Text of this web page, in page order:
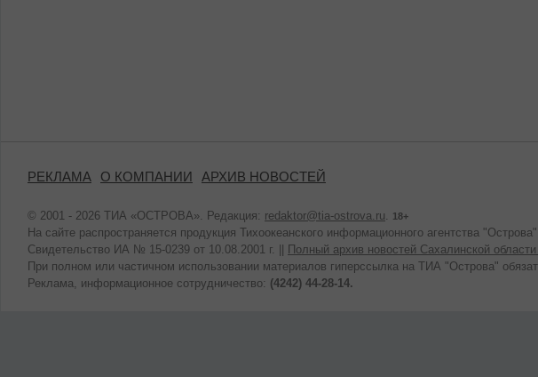
РЕКЛАМА О КОМПАНИИ АРХИВ НОВОСТЕЙ
© 2001 - 2026 ТИА «ОСТРОВА». Редакция: redaktor@tia-ostrova.ru 18+
На сайте распространяется продукция Тихоокеанского информационного агентства "Острова".
Свидетельство ИА № 15-0239 от 10.08.2001 г. ||
Полный архив новостей Сахалинской
При полном или частичном использовании материалов гиперссылка на ТИА "Острова"
Реклама, информационное сотрудничество: (4242) 44-28-14.